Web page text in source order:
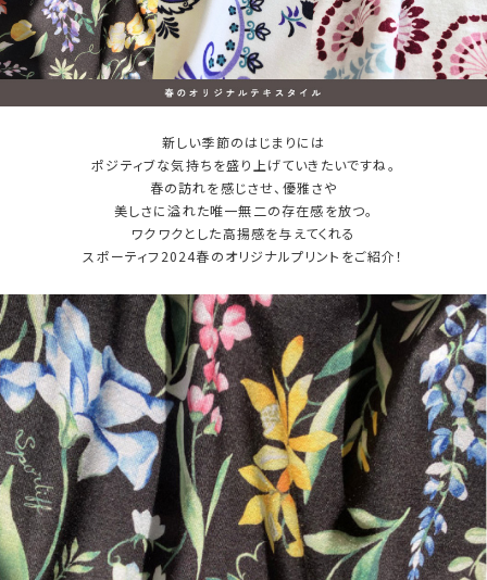
新しい季節のはじまりには
ポジティブな気持ちを盛り上げていきたいですね。
春の訪れを感じさせ、優雅さや
美しさに溢れた唯一無二の存在感を放つ。
ワクワクとした高揚感を与えてくれる
スポーティフ2024春のオリジナルプリントをご紹介！